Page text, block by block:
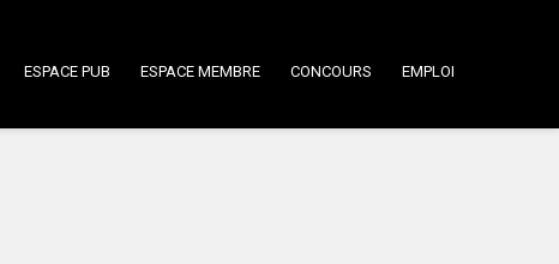
ESPACE PUB ESPACE MEMBRE CONCOURS EMPLOI